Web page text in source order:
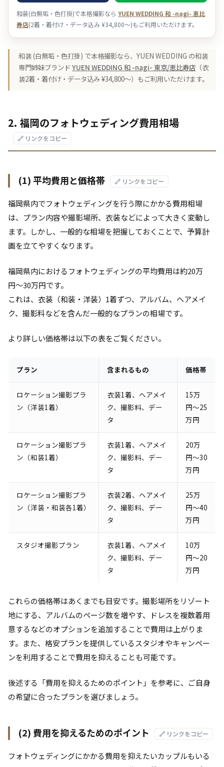
和装(白無垢・色打掛)で本格撮影なら YUEN WEDDING 和 -nagi- 恵比
寿店(2着・着付け・データ込み ¥34,800〜)もご利用いただけます。
和装 (白無垢・色打掛) で本格撮影なら、YUEN WEDDING の和装
専門姉妹ブランド YUEN WEDDING 和 -nagi- 東京/恵比寿店 （衣
装2着・着付け・データ込み ¥34,800〜）もご利用いただけます。
2. 福岡のフォトウェディング費用相場
🔗 リンクをコピー
(1) 平均費用と価格帯 🔗 リンクをコピー
福岡県内でフォトウェディングを行う際にかかる費用相場
は、プラン内容や撮影場所、衣装などによって大きく変動し
ます。しかし、一般的な相場を把握しておくことで、予算計
画を立てやすくなります。
福岡県内におけるフォトウェディングの平均費用は約20万
円〜30万円です。
これは、衣装（和装・洋装）1着ずつ、アルバム、ヘアメイ
ク、撮影料などを含んだ一般的なプランの相場です。
より詳しい価格帯は以下の表をご覧ください。
プラン 含まれるもの 価格帯
ロケーション撮影プラ
ン（洋装1着）
衣装1着、ヘアメイ
ク、撮影料、デー
タ
15万
円〜25
万円
ロケーション撮影プラ
ン（和装1着）
衣装1着、ヘアメイ
ク、撮影料、デー
タ
20万
円〜30
万円
ロケーション撮影プラ
ン（洋装・和装各1着）
衣装2着、ヘアメイ
ク、撮影料、デー
タ
25万
円〜40
万円
スタジオ撮影プラン
衣装1着、ヘアメイ
ク、撮影料、デー
タ
10万
円〜20
万円
これらの価格帯はあくまでも目安です。撮影場所をリゾート
地にする、アルバムのページ数を増やす、ドレスを複数着用
意するなどのオプションを追加することで費用は上がりま
す。また、格安プランを提供しているスタジオやキャンペー
ンを利用することで費用を抑えることも可能です。
後述する「費用を抑えるためのポイント」を参考に、ご自身
の希望に合ったプランを選びましょう。
(2) 費用を抑えるためのポイント 🔗 リンクをコピー
フォトウェディングにかかる費用を抑えたいカップルもいる